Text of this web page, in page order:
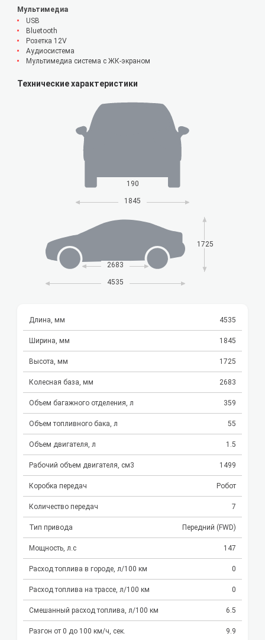
Мультимедиа
USB
Bluetooth
Розетка 12V
Аудиосистема
Мультимедиа система с ЖК-экраном
Технические характеристики
190
1845
2683
1725
4535
Длина, мм 4535
Ширина, мм 1845
Высота, мм 1725
Колесная база, мм 2683
Объем багажного отделения, л 359
Объем топливного бака, л 55
Объем двигателя, л 1.5
Рабочий объем двигателя, см3 1499
Коробка передач Робот
Количество передач 7
Тип привода Передний (FWD)
Мощность, л.с 147
Расход топлива в городе, л/100 км 0
Расход топлива на трассе, л/100 км 0
Смешанный расход топлива, л/100 км 6.5
Разгон от 0 до 100 км/ч, сек. 9.9